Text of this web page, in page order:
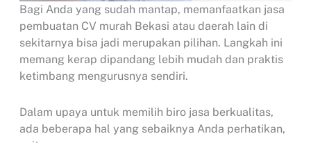
Bagi Anda yang sudah mantap, memanfaatkan jasa
pembuatan CV murah Bekasi atau daerah lain di
sekitarnya bisa jadi merupakan pilihan. Langkah ini
memang kerap dipandang lebih mudah dan praktis
ketimbang mengurusnya sendiri.
Dalam upaya untuk memilih biro jasa berkualitas,
ada beberapa hal yang sebaiknya Anda perhatikan,